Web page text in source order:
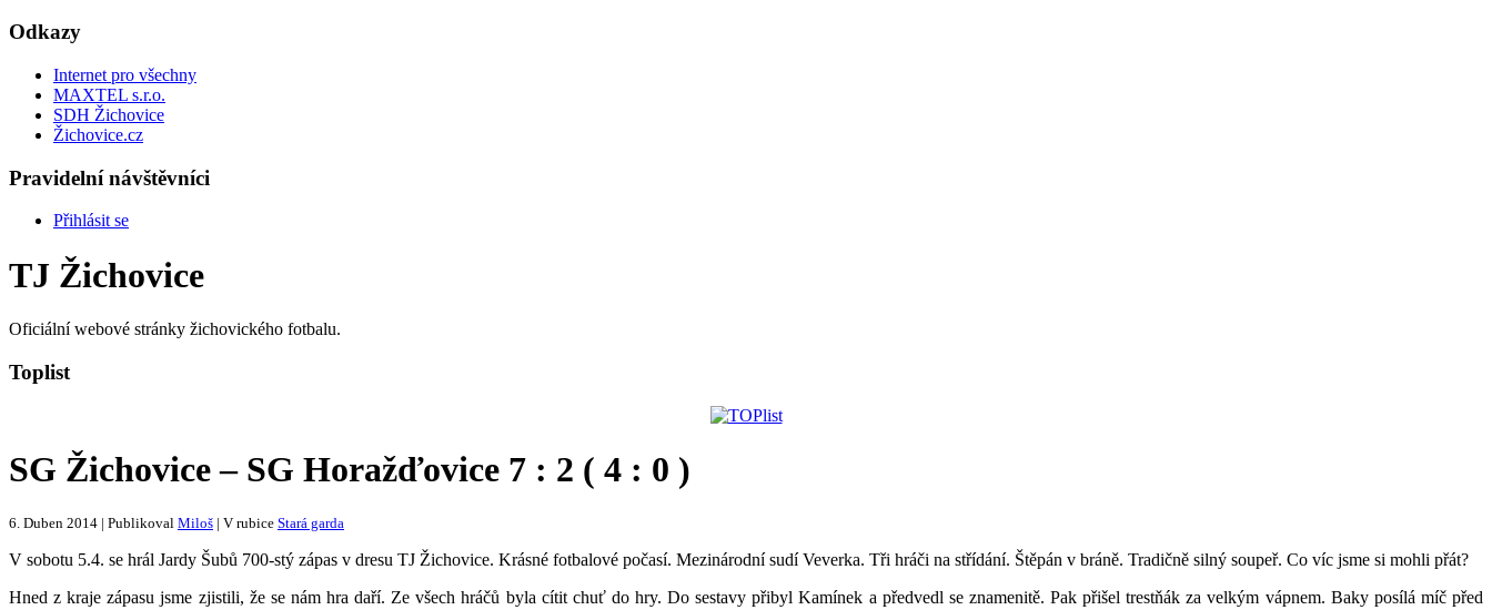
Odkazy
Internet pro všechny
MAXTEL s.r.o.
SDH Žichovice
Žichovice.cz
Pravidelní návštěvníci
Přihlásit se
TJ Žichovice
Oficiální webové stránky žichovického fotbalu.
Toplist
SG Žichovice – SG Horažďovice 7 : 2 ( 4 : 0 )
6. Duben 2014 | Publikoval Miloš | V rubice Stará garda
V sobotu 5.4. se hrál Jardy Šubů 700-stý zápas v dresu TJ Žichovice. Krásné fotbalové počasí. Mezinárodní sudí Veverka. Tři hráči na střídání. Štěpán v bráně. Tradičně silný soupeř. Co víc jsme si mohli přát?
Hned z kraje zápasu jsme zjistili, že se nám hra daří. Ze všech hráčů byla cítit chuť do hry. Do sestavy přibyl Kamínek a předvedl se znamenitě. Pak přišel trestňák za velkým vápnem. Baky posílá míč před